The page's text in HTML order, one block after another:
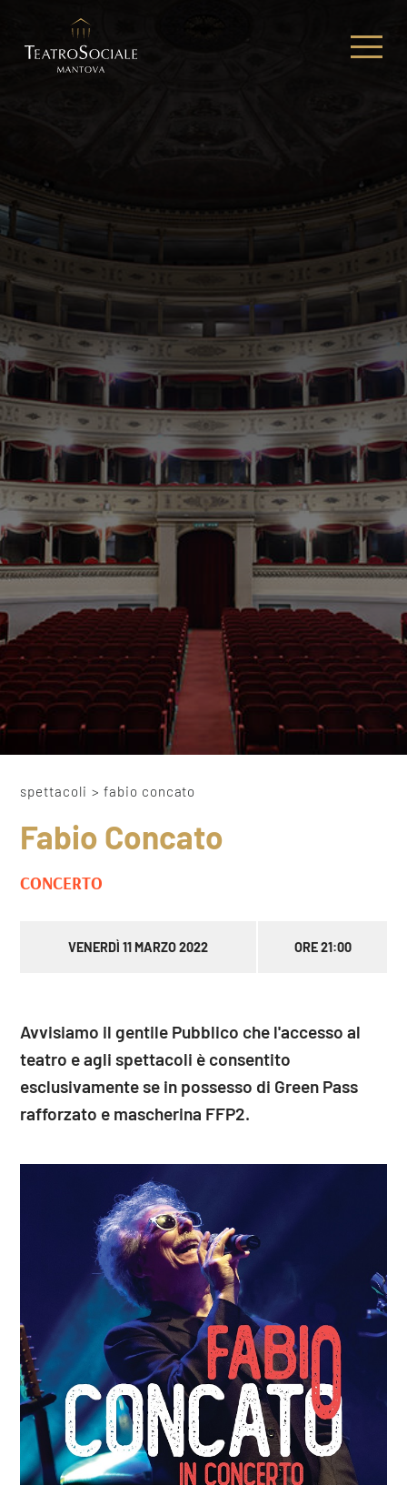
spettacoli > fabio concato
Fabio Concato
CONCERTO
VENERDÌ 11 MARZO 2022 ORE 21:00
Avvisiamo il gentile Pubblico che l'accesso al
teatro e agli spettacoli è consentito
esclusivamente se in possesso di Green Pass
rafforzato e mascherina FFP2.